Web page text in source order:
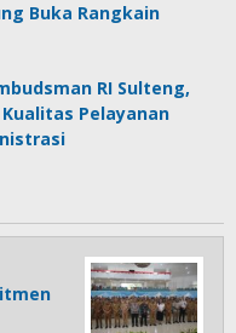
Buka Rangkain
RI Sulteng,
Pelayanan